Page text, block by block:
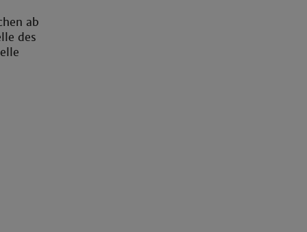
ab
des